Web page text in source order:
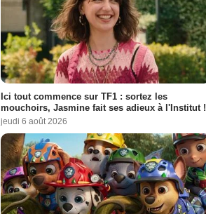
Ici tout commence sur TF1 : sortez les
mouchoirs, Jasmine fait ses adieux à l'Institut !
jeudi 6 août 2026